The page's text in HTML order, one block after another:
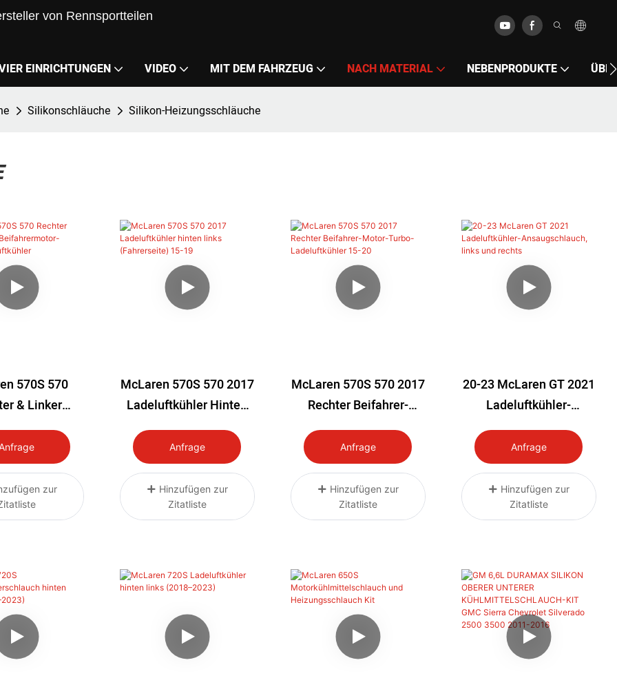
von Rennsportteilen
EINRICHTUNGEN VIDEO MIT DEM FAHRZEUG NACH MATERIAL NEBENPRODUKTE
Silikonschläuche Silikon-Heizungsschläuche
570S 570
& Linker
Turbo-
zur
McLaren 570S 570 2017
Ladeluftkühler Hinten
Links (Fahrerseite) 15-
19
Anfrage
Hinzufügen zur
Zitatliste
McLaren 570S 570 2017
Rechter Beifahrer-
Motor-Turbo-
Ladeluftkühler 15-20
Anfrage
Hinzufügen zur
Zitatliste
20-23 McLaren GT 2021
Ladeluftkühler-
Ansaugschlauch, Links
Und Rechts
Anfrage
Hinzufügen zur
Zitatliste